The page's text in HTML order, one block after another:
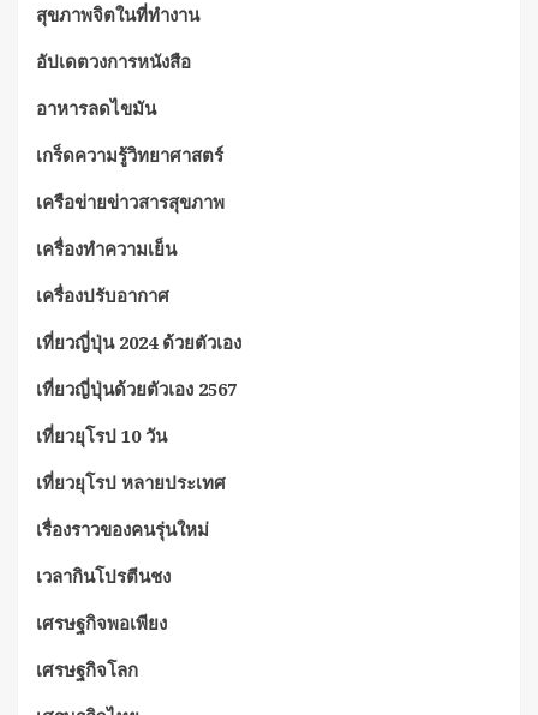
สุขภาพจิตในที่ทำงาน
อัปเดตวงการหนังสือ
อาหารลดไขมัน
เกร็ดความรู้วิทยาศาสตร์
เครือข่ายข่าวสารสุขภาพ
เครื่องทำความเย็น
เครื่องปรับอากาศ
เที่ยวญี่ปุ่น 2024 ด้วยตัวเอง
เที่ยวญี่ปุ่นด้วยตัวเอง 2567
เที่ยวยุโรป 10 วัน
เที่ยวยุโรป หลายประเทศ
เรื่องราวของคนรุ่นใหม่
เวลากินโปรตีนชง
เศรษฐกิจพอเพียง
เศรษฐกิจโลก